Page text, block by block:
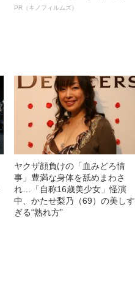
ルインタビュー“観客を魅了した
PR（キノフィルムズ）
ヤクザ顔負けの「血みどろ情
事」豊満な身体を舐めまわさ
れ…「自称16歳美少女」怪演
中、かたせ梨乃（69）の美しす
ぎる“熟れ方”